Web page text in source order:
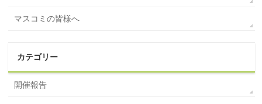
マスコミの皆様へ
カテゴリー
開催報告